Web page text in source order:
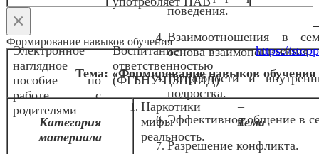
поведения.
Взаимоотношения в
основа взаимопонимания.
Потребности и
подростка.
Эффективное общение в
Разрешение конфликта.
Электронное
наглядное
пособие по
работе с
родителями
Воспитание
ответственностью
(ФГБНУ ЦЗПИИД)
Наркотики –
мифы и
реальность.
https://
×
Формирование навыков обучения
Тема: «Формирование навыков
Категория
материала
Тема